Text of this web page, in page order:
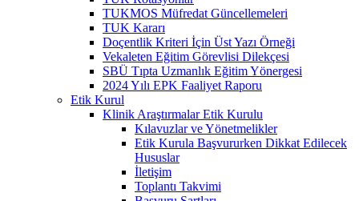
TUKMOS Müfredat Güncellemeleri
TUK Kararı
Doçentlik Kriteri İçin Üst Yazı Örneği
Vekaleten Eğitim Görevlisi Dilekçesi
SBÜ Tıpta Uzmanlık Eğitim Yönergesi
2024 Yılı EPK Faaliyet Raporu
Etik Kurul
Klinik Araştırmalar Etik Kurulu
Kılavuzlar ve Yönetmelikler
Etik Kurula Başvururken Dikkat Edilecek
Hususlar
İletişim
Toplantı Takvimi